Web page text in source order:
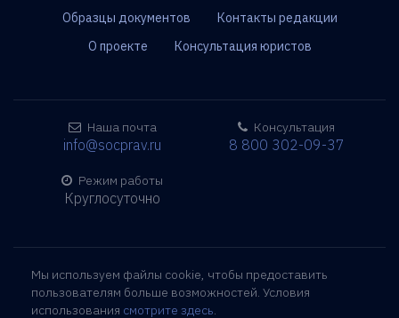
Образцы документов
Контакты редакции
О проекте
Консультация юристов
Наша почта
info@socprav.ru
Режим работы
Круглосуточно
Консультация
8 800 302-09-37
Мы используем файлы cookie, чтобы предоставить
пользователям больше возможностей. Условия
использования смотрите здесь.